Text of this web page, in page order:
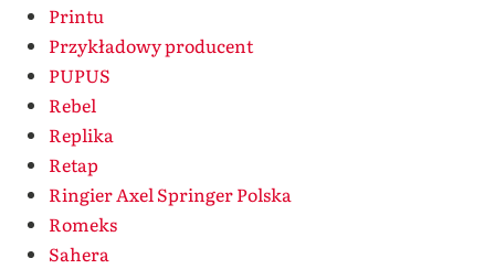
Printu
Przykładowy producent
PUPUS
Rebel
Replika
Retap
Ringier Axel Springer Polska
Romeks
Sahera